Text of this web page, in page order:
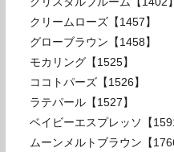
クリームローズ【1457】
グローブラウン【1458】
モカリング【1525】
ココトパーズ【1526】
ラテパール【1527】
ベイビーエスプレッソ【
ムーンメルトブラウン【